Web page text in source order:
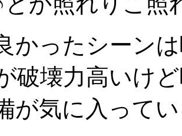
かったシーン
破壊力高いけ
が気に入って